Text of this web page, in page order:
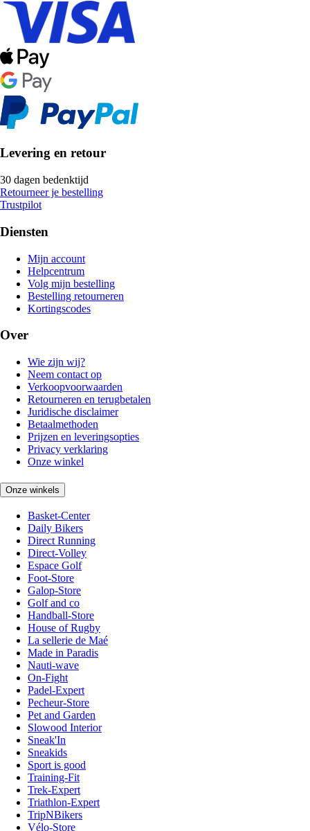
Levering en retour
30 dagen bedenktijd
Retourneer je bestelling
Trustpilot
Diensten
Mijn account
Helpcentrum
Volg mijn bestelling
Bestelling retourneren
Kortingscodes
Over
Wie zijn wij?
Neem contact op
Verkoopvoorwaarden
Retourneren en terugbetalen
Juridische disclaimer
Betaalmethoden
Prijzen en leveringsopties
Privacy verklaring
Onze winkel
Onze winkels
Basket-Center
Daily Bikers
Direct Running
Direct-Volley
Espace Golf
Foot-Store
Galop-Store
Golf and co
Handball-Store
House of Rugby
La sellerie de Maé
Made in Paradis
Nauti-wave
On-Fight
Padel-Expert
Pecheur-Store
Pet and Garden
Slowood Interior
Sneak'In
Sneakids
Sport is good
Training-Fit
Trek-Expert
Triathlon-Expert
TripNBikers
Vélo-Store